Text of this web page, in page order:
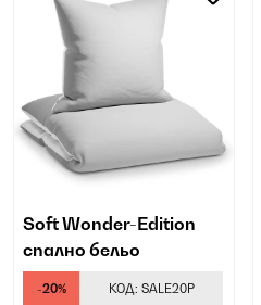
Soft Wonder-Edition
спално бельо
-20% КОД: SALE20P